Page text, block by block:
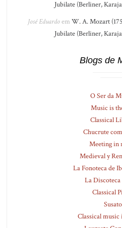
Jubilate (Berliner,
José Eduardoem W. A. Mozart
Jubilate (Berliner,
Blogs de
O Ser da
Music is
Classical
Chucrute
Meeting in
Medieval y
La Fonoteca de
La Discoteca
Classical
Susato
Classical